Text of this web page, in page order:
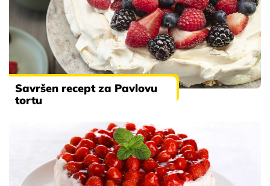
Savršen recept za Pavlovu
tortu